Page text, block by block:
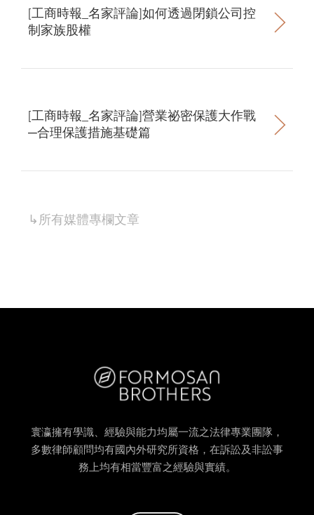
[工商時報_名家評論]如何透過閉鎖公司控
制家族股權
[工商時報_名家評論]營業祕密保護大作戰
─合理保護措施基礎篇
↳所有媒體專欄文章
寰瀛擁有學識、經驗與能力均屬一流之法律專業團隊，
多數律師顧問均有國內外研究所資格，在訴訟及非訟事
務上均有相當豐富之經驗與實績。